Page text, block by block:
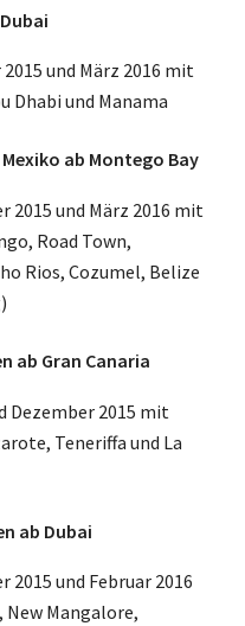
und März 2016 mit
Dhabi und Manama
ab Montego Bay
2015 und März 2016 mit
Road Town,
Rios, Cozumel, Belize
ab Gran Canaria
Dezember 2015 mit
Teneriffa und La
ab Dubai
2015 und Februar 2016
New Mangalore,